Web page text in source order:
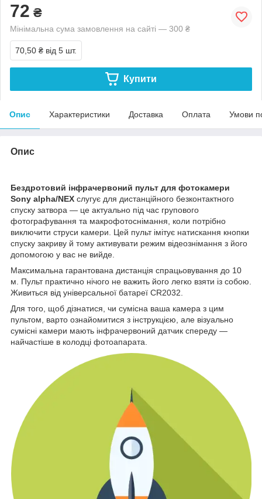
72 ₴
Мінімальна сума замовлення на сайті — 300 ₴
70,50 ₴ від 5 шт.
Купити
Опис Характеристики Доставка Оплата Умови
Опис
Бездротовий інфрачервоний пульт для фотокамери
Sony alpha/NEX слугує для дистанційного безконтактного
спуску затвора — це актуально під час групового
фотографування та макрофотоснімання, коли потрібно
виключити струси камери. Цей пульт імітує натискання кнопки
спуску закриву й тому активувати режим відеознімання з його
допомогою у вас не вийде.
Максимальна гарантована дистанція спрацьовування до 10
м. Пульт практично нічого не важить його легко взяти із собою.
Живиться від універсальної батареї CR2032.
Для того, щоб дізнатися, чи сумісна ваша камера з цим
пультом, варто ознайомитися з інструкцією, але візуально
сумісні камери мають інфрачервоний датчик спереду —
найчастіше в колодці фотоапарата.